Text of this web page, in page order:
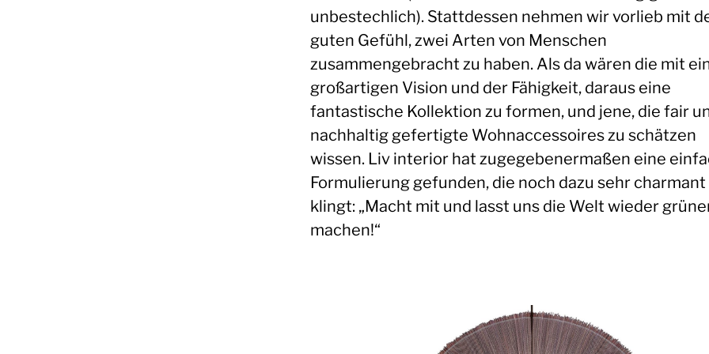
unbestechlich). Stattdessen nehmen wir vorlieb mit
guten Gefühl, zwei Arten von Menschen
zusammengebracht zu haben. Als da wären die mit
großartigen Vision und der Fähigkeit, daraus eine
fantastische Kollektion zu formen, und jene, die fair
nachhaltig gefertigte Wohnaccessoires zu schätzen
wissen. Liv interior hat zugegebenermaßen eine
Formulierung gefunden, die noch dazu sehr charmant
klingt: „Macht mit und lasst uns die Welt wieder
machen!“